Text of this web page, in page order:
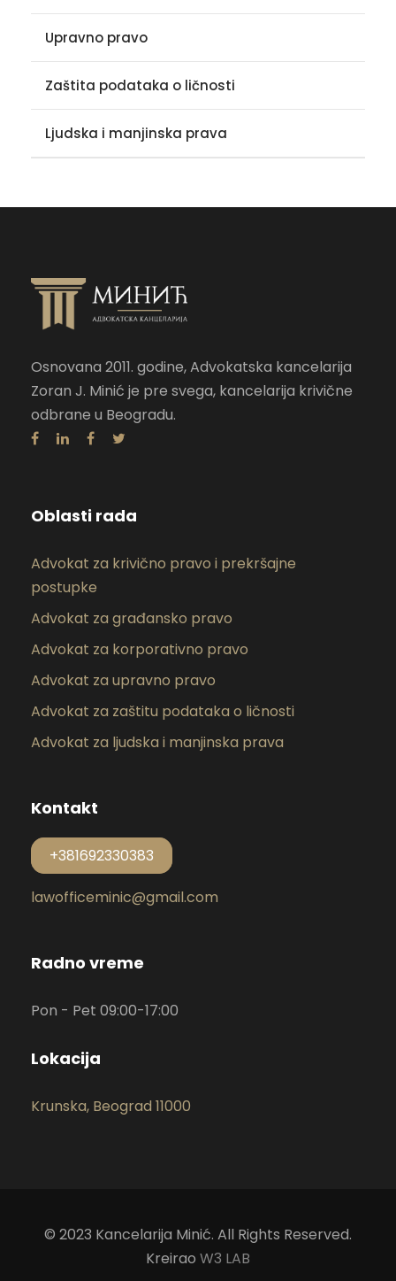
Upravno pravo
Zaštita podataka o ličnosti
Ljudska i manjinska prava
Osnovana 2011. godine, Advokatska kancelarija
Zoran J. Minić je pre svega, kancelarija krivične
odbrane u Beogradu.
Oblasti rada
Advokat za krivično pravo i prekršajne
postupke
Advokat za građansko pravo
Advokat za korporativno pravo
Advokat za upravno pravo
Advokat za zaštitu podataka o ličnosti
Advokat za ljudska i manjinska prava
Kontakt
+381692330383
lawofficeminic@gmail.com
Radno vreme
Pon - Pet 09:00-17:00
Lokacija
Krunska, Beograd 11000
© 2023 Kancelarija Minić. All Rights Reserved.
Kreirao W3 LAB